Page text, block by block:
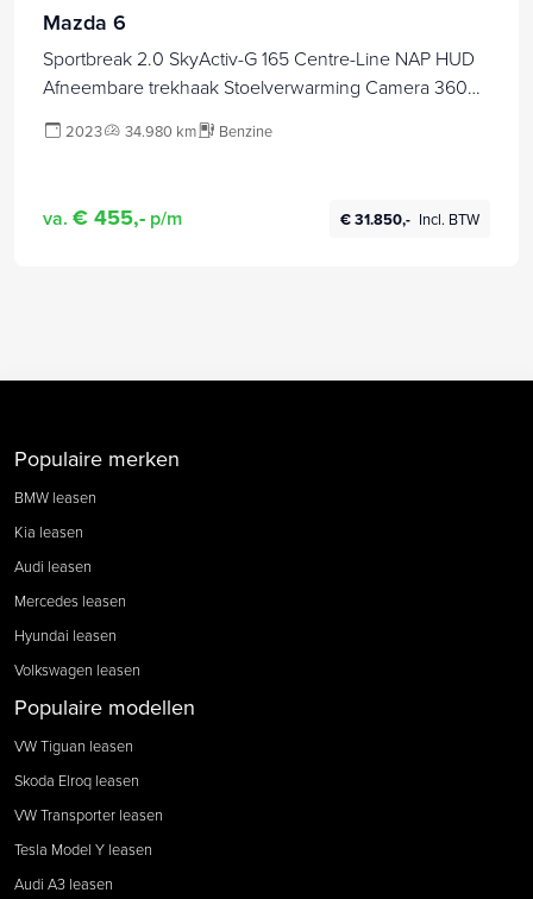
Mazda 6
Sportbreak 2.0 SkyActiv-G 165 Centre-Line NAP HUD
Afneembare trekhaak Stoelverwarming Camera 360
2023 34.980 km Benzine
va. € 455,- p/m € 31.850,- Incl. BTW
Populaire merken
BMW leasen
Kia leasen
Audi leasen
Mercedes leasen
Hyundai leasen
Volkswagen leasen
Populaire modellen
VW Tiguan leasen
Skoda Elroq leasen
VW Transporter leasen
Tesla Model Y leasen
Audi A3 leasen